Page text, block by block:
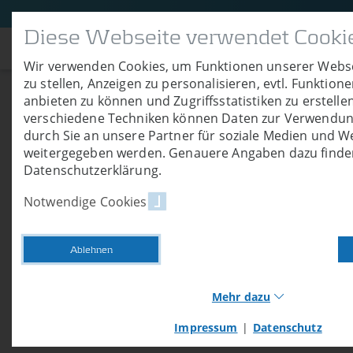
Auslieferung V-
31.10.2025
Im Oktober 2025 wurde ein
Deutschland ausgeliefert, der mittlerweile
Diese Webseite verwendet
Wir verwenden Cookies, um Funktionen unserer
zu stellen, Anzeigen zu personalisieren, evtl.
anbieten zu können und Zugriffsstatistiken zu
verschiedene Techniken können Daten zur
durch Sie an unsere Partner für soziale Medien und
weitergegeben werden. Genauere Angaben dazu
Datenschutzerklärung.
Notwendige Cookies
Ablehnen
Mehr dazu
Notwendige Cookies
Impressum | Datenschutz